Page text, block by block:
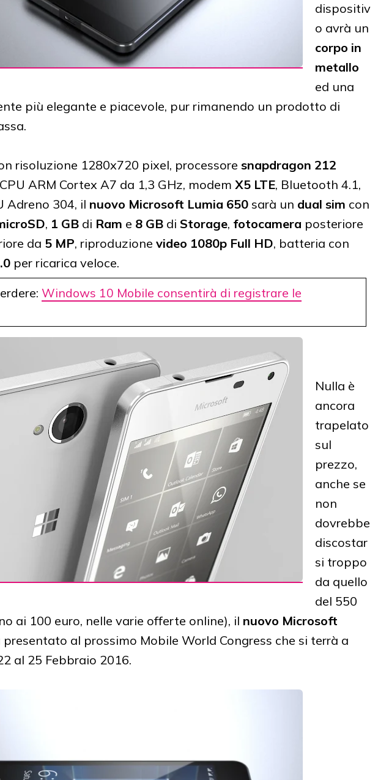
dispositiv
o avrà un
corpo in
metallo
ed una
più elegante e piacevole, pur rimanendo un prodotto di
risoluzione 1280x720 pixel, processore snapdragon 212
ARM Cortex A7 da 1,3 GHz, modem X5 LTE, Bluetooth 4.1,
Adreno 304, il nuovo Microsoft Lumia 650 sarà un dual sim con
, 1 GB di Ram e 8 GB di Storage, fotocamera posteriore
da 5 MP, riproduzione video 1080p Full HD, batteria con
per ricarica veloce.
Windows 10 Mobile consentirà di registrare le
Nulla è
ancora
trapelato
sul
prezzo,
anche se
non
dovrebbe
discostar
si troppo
da quello
del 550
ai 100 euro, nelle varie offerte online), il nuovo Microsoft
presentato al prossimo Mobile World Congress che si terrà a
al 25 Febbraio 2016.